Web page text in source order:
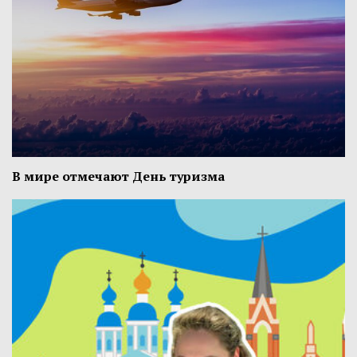
В мире отмечают День туризма